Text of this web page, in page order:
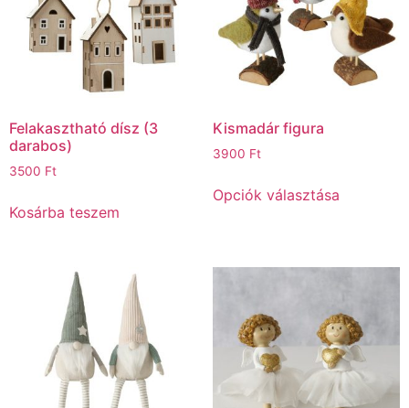
Felakasztható dísz (3
darabos)
3500 Ft
Kosárba teszem
Kismadár figura
3900 Ft
Opciók választása